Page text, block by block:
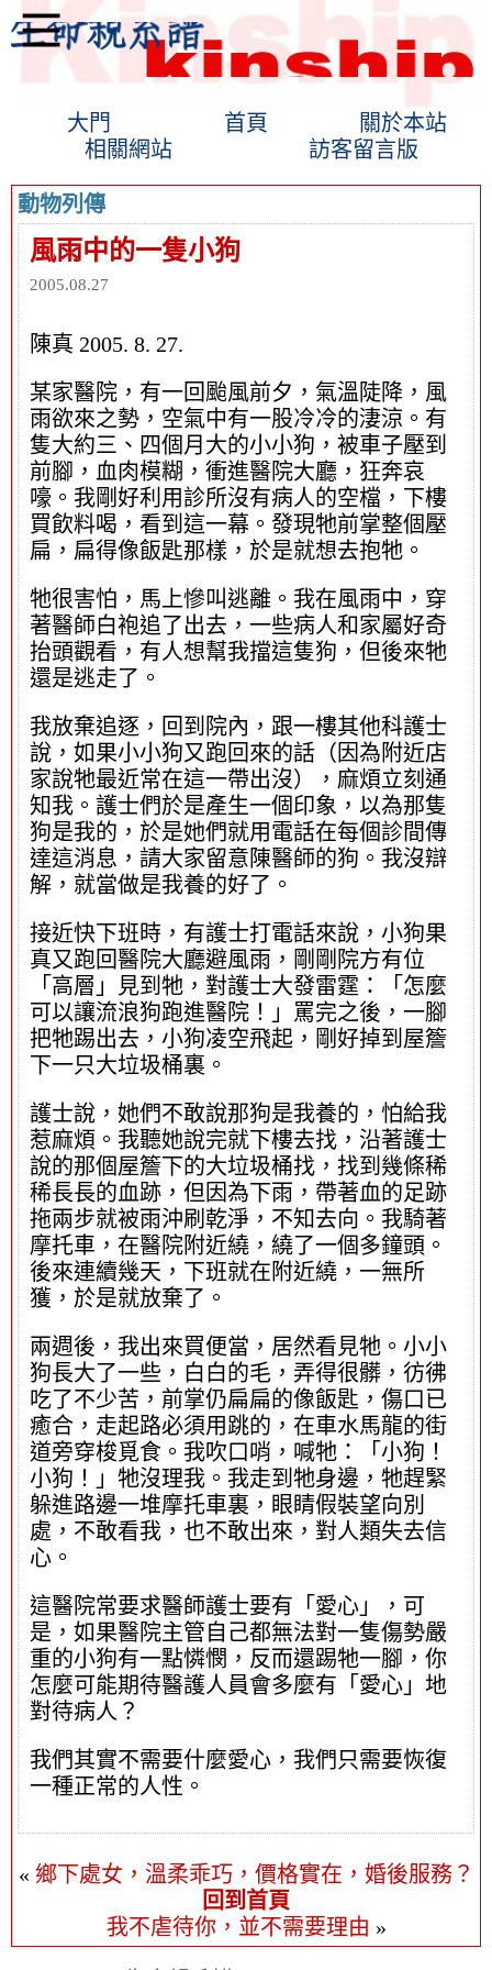
大門 首頁
關於本站
相關網站
訪客留言版
動物列傳
風雨中的一隻小狗
2005.08.27
陳真 2005. 8. 27.
某家醫院，有一回颱風前夕，氣溫陡降，風
雨欲來之勢，空氣中有一股冷冷的淒涼。有
隻大約三、四個月大的小小狗，被車子壓到
前腳，血肉模糊，衝進醫院大廳，狂奔哀
嚎。我剛好利用診所沒有病人的空檔，下樓
買飲料喝，看到這一幕。發現牠前掌整個壓
扁，扁得像飯匙那樣，於是就想去抱牠。
牠很害怕，馬上慘叫逃離。我在風雨中，穿
著醫師白袍追了出去，一些病人和家屬好奇
抬頭觀看，有人想幫我擋這隻狗，但後來牠
還是逃走了。
我放棄追逐，回到院內，跟一樓其他科護士
說，如果小小狗又跑回來的話（因為附近店
家說牠最近常在這一帶出沒），麻煩立刻通
知我。護士們於是產生一個印象，以為那隻
狗是我的，於是她們就用電話在每個診間傳
達這消息，請大家留意陳醫師的狗。我沒辯
解，就當做是我養的好了。
接近快下班時，有護士打電話來說，小狗果
真又跑回醫院大廳避風雨，剛剛院方有位
「高層」見到牠，對護士大發雷霆：「怎麼
可以讓流浪狗跑進醫院！」罵完之後，一腳
把牠踢出去，小狗凌空飛起，剛好掉到屋簷
下一只大垃圾桶裏。
護士說，她們不敢說那狗是我養的，怕給我
惹麻煩。我聽她說完就下樓去找，沿著護士
說的那個屋簷下的大垃圾桶找，找到幾條稀
稀長長的血跡，但因為下雨，帶著血的足跡
拖兩步就被雨沖刷乾淨，不知去向。我騎著
摩托車，在醫院附近繞，繞了一個多鐘頭。
後來連續幾天，下班就在附近繞，一無所
獲，於是就放棄了。
兩週後，我出來買便當，居然看見牠。小小
狗長大了一些，白白的毛，弄得很髒，彷彿
吃了不少苦，前掌仍扁扁的像飯匙，傷口已
癒合，走起路必須用跳的，在車水馬龍的街
道旁穿梭覓食。我吹口哨，喊牠：「小狗！
小狗！」牠沒理我。我走到牠身邊，牠趕緊
躲進路邊一堆摩托車裏，眼睛假裝望向別
處，不敢看我，也不敢出來，對人類失去信
心。
這醫院常要求醫師護士要有「愛心」，可
是，如果醫院主管自己都無法對一隻傷勢嚴
重的小狗有一點憐憫，反而還踢牠一腳，你
怎麼可能期待醫護人員會多麼有「愛心」地
對待病人？
我們其實不需要什麼愛心，我們只需要恢復
一種正常的人性。
« 鄉下處女，溫柔乖巧，價格實在，婚後服務？
回到首頁
我不虐待你，並不需要理由 »